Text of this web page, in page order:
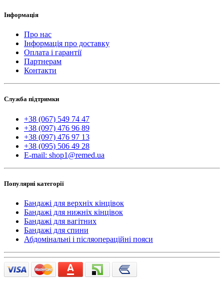
Інформація
Про нас
Інформація про доставку
Оплата і гарантії
Партнерам
Контакти
Служба підтримки
+38 (067) 549 74 47
+38 (097) 476 96 89
+38 (097) 476 97 13
+38 (095) 506 49 28
E-mail: shop1@remed.ua
Популярні категорії
Бандажі для верхніх кінцівок
Бандажі для нижніх кінцівок
Бандажі для вагітних
Бандажі для спини
Абдомінальні і післяопераційні пояси